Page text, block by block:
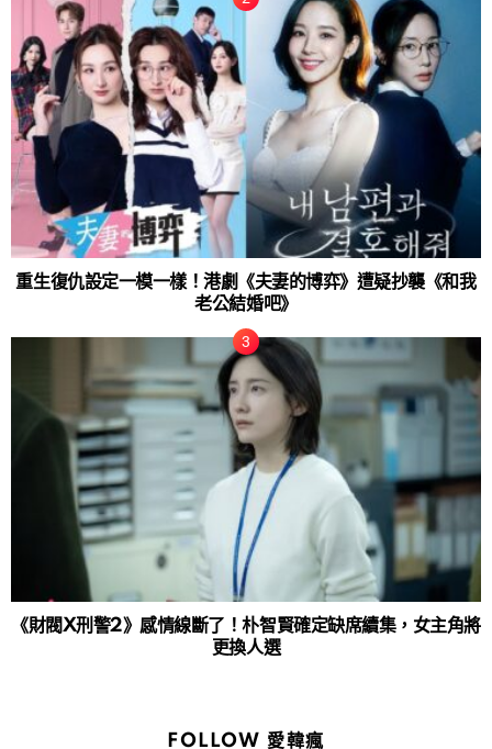
重生復仇設定一模一樣！港劇《夫妻的博弈》遭疑抄襲《和我
老公結婚吧》
《財閥X刑警2》感情線斷了！朴智賢確定缺席續集，女主角將
更換人選
FOLLOW 愛韓瘋